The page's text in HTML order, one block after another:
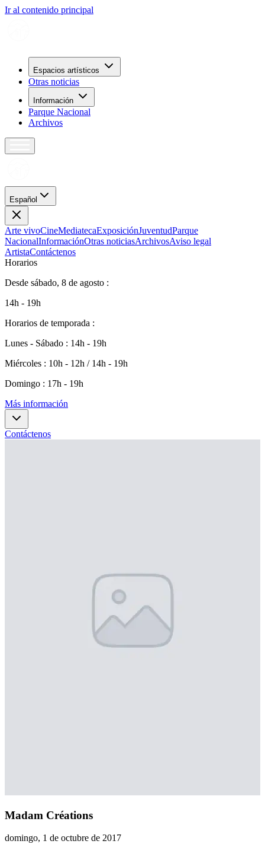
Ir al contenido principal
Espacios artísticos
Otras noticias
Información
Parque Nacional
Archivos
Español
Arte vivoCineMediatecaExposiciónJuventudParque
NacionalInformaciónOtras noticiasArchivosAviso legal
ArtistaContáctenos
Horarios
Desde sábado, 8 de agosto :
14h - 19h
Horarios de temporada :
Lunes - Sábado : 14h - 19h
Miércoles : 10h - 12h / 14h - 19h
Domingo : 17h - 19h
Más información
Contáctenos
Madam Créations
domingo, 1 de octubre de 2017